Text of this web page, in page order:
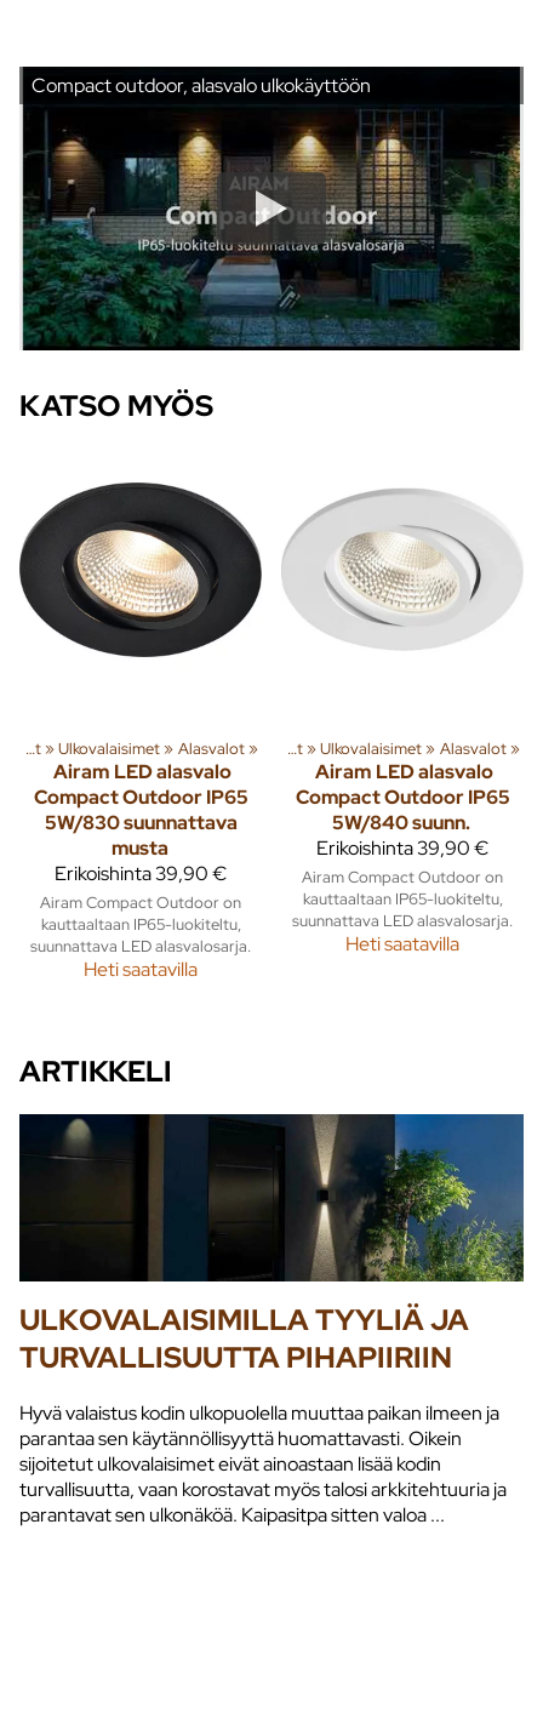
Compact outdoor, alasvalo ulkokäyttöön
KATSO MYÖS
Valaisimet ja lamput‪»Ulkovalaisimet‪» Alasvalot‪»
Airam LED alasvalo
Compact Outdoor IP65
5W/830 suunnattava
musta
Erikoishinta39,90 €
Airam Compact Outdoor on
kauttaaltaan IP65-luokiteltu,
suunnattava LED alasvalosarja.
Heti saatavilla
tuotteita ‪»Rakenna‪» Valaisimet ja lamput‪»Ulkovalaisimet‪» Alasvalot‪»
Airam LED alasvalo
Compact Outdoor IP65
5W/840 suunn.
Erikoishinta39,90 €
Airam Compact Outdoor on
kauttaaltaan IP65-luokiteltu,
suunnattava LED alasvalosarja.
Heti saatavilla
ARTIKKELI
ULKOVALAISIMILLA TYYLIÄ JA
TURVALLISUUTTA PIHAPIIRIIN
Hyvä valaistus kodin ulkopuolella muuttaa paikan ilmeen ja
parantaa sen käytännöllisyyttä huomattavasti. Oikein
sijoitetut ulkovalaisimet eivät ainoastaan lisää kodin
turvallisuutta, vaan korostavat myös talosi arkkitehtuuria ja
parantavat sen ulkonäköä. Kaipasitpa sitten valoa ...